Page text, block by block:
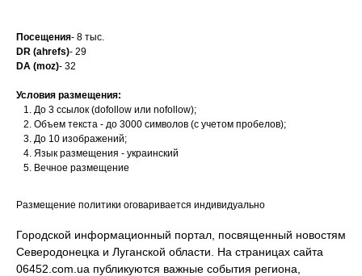
Посещения- 8 тыс.
DR (ahrefs)- 29
DA (moz)- 32
Условия размещения:
До 3 ссылок (dofollow или nofollow);
Объем текста - до 3000 символов (с учетом пробелов);
До 10 изображений;
Язык размещения - украинский
Вечное размещение
Размещение политики оговаривается индивидуально
Городской информационный портал, посвященный новостям
Северодонецка и Луганской области. На страницах сайта
06452.com.ua публикуются важные события региона,